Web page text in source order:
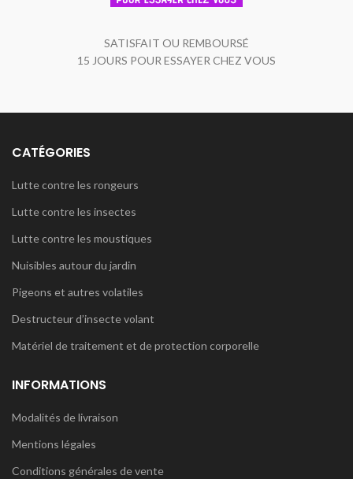
SATISFAIT OU REMBOURSÉ
15 JOURS POUR ESSAYER CHEZ VOUS
CATÉGORIES
Lutte contre les rongeurs
Lutte contre les insectes
Lutte contre les moustiques
Nuisibles autour du jardin
Pigeons et autres volatiles
Destructeur d’insecte volant
Matériel de traitement et de protection corporelle
INFORMATIONS
Modalités de livraison
Mentions légales
Conditions générales de vente